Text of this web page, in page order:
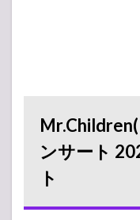
ンサート
ト